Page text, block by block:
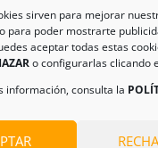
sirven para mejorar
para poder mostrarte
aceptar todas estas
o configurarlas clicando
información, consulta la
Dirección:C/
Navas de Jorquera
Tel:(+34) 967 48 22
Email: